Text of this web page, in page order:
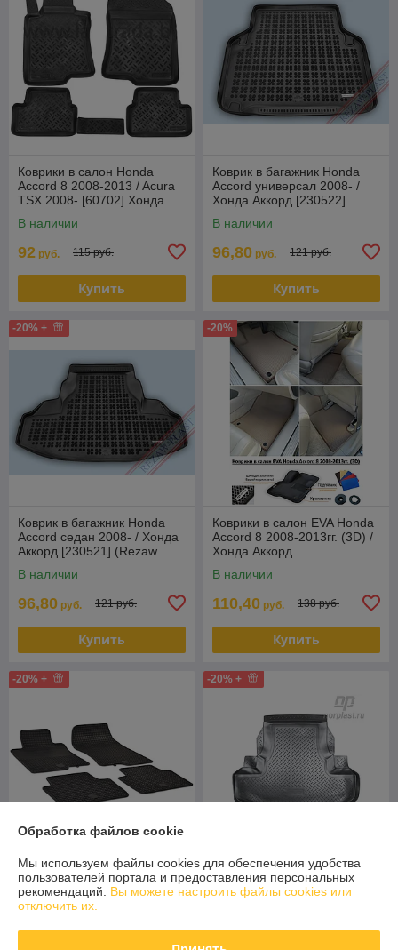
Коврики в салон Honda
Accord 8 2008-2013 / Acura
TSX 2008- [60702] Хонда
В наличии
92 руб. 115 руб.
Купить
Коврик в багажник Honda
Accord универсал 2008- /
Хонда Аккорд [230522]
В наличии
96,80 руб. 121 руб.
Купить
-20% +
Коврик в багажник Honda
Accord седан 2008- / Хонда
Аккорд [230521] (Rezaw
В наличии
96,80 руб. 121 руб.
Купить
-20%
Коврики в салон EVA Honda
Accord 8 2008-2013гг. (3D) /
Хонда Аккорд
В наличии
110,40 руб. 138 руб.
Купить
-20% +
Коврики в салон Honda
Accord 8 2008-2012 Euro
[215282] Хонда Аккорд
-20% +
Коврик в багажник Honda
Accord 8 седан 2008-2013 /
Хонда Аккорд (Norplast)
Обработка файлов cookie
Мы используем файлы cookies для обеспечения удобства
пользователей портала и предоставления персональных
рекомендаций. Вы можете настроить файлы cookies или
отключить их.